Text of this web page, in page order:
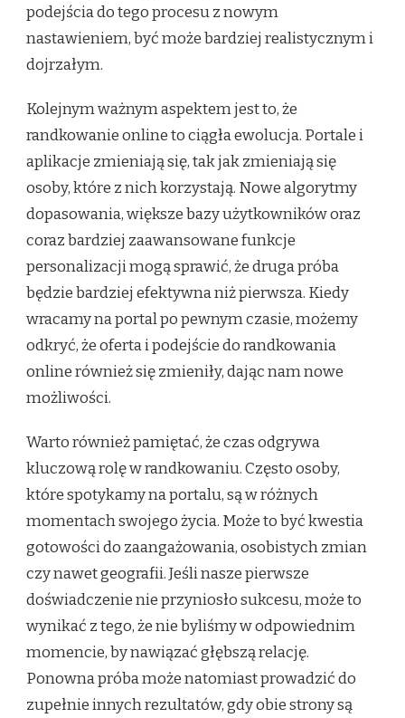
podejścia do tego procesu z nowym
nastawieniem, być może bardziej realistycznym i
dojrzałym.
Kolejnym ważnym aspektem jest to, że
randkowanie online to ciągła ewolucja. Portale i
aplikacje zmieniają się, tak jak zmieniają się
osoby, które z nich korzystają. Nowe algorytmy
dopasowania, większe bazy użytkowników oraz
coraz bardziej zaawansowane funkcje
personalizacji mogą sprawić, że druga próba
będzie bardziej efektywna niż pierwsza. Kiedy
wracamy na portal po pewnym czasie, możemy
odkryć, że oferta i podejście do randkowania
online również się zmieniły, dając nam nowe
możliwości.
Warto również pamiętać, że czas odgrywa
kluczową rolę w randkowaniu. Często osoby,
które spotykamy na portalu, są w różnych
momentach swojego życia. Może to być kwestia
gotowości do zaangażowania, osobistych zmian
czy nawet geografii. Jeśli nasze pierwsze
doświadczenie nie przyniosło sukcesu, może to
wynikać z tego, że nie byliśmy w odpowiednim
momencie, by nawiązać głębszą relację.
Ponowna próba może natomiast prowadzić do
zupełnie innych rezultatów, gdy obie strony są